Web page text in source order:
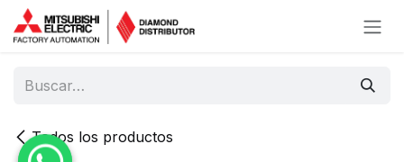
Ir al contenido
Todos los productos